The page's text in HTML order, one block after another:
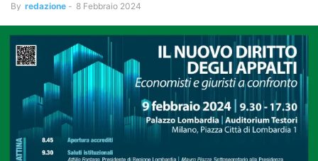
By redazione - 8 Febbraio 2024